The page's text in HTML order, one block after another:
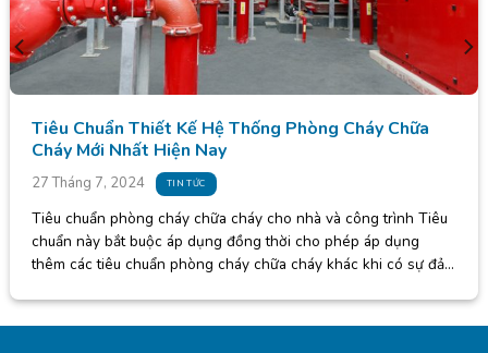
Tiêu
sự đảm
Phân Biệt Các Hệ Thống Điều Hòa Không
Biến Hiện Nay
27 Tháng 7, 2024
Hệ thống điều hòa không khí cục bộ Hệ thống điều
khí cục bộ bao gồm các loại máy điều hòa có năng
lạnh nhỏ từ 9000 BTU – 24000 BTU. Máy điều hòa